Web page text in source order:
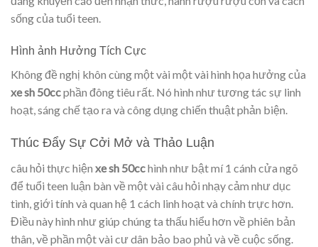
sống của tuổi teen.
Hình ảnh Hưởng Tích Cực
Không đề nghị khôn cùng một vài một vài hình họa hưởng của
xe sh 50ccphần đông tiêu rất. Nó hình như tương tác sự linh
hoạt, sáng chế tạo ra và công dụng chiến thuật phản biện.
Thúc Đẩy Sự Cởi Mở và Thảo Luận
câu hỏi thực hiện xe sh 50cchình như bật mí 1 cánh cửa ngõ
để tuổi teen luận bàn về một vài câu hỏi nhạy cảm như dục
tình, giới tính và quan hệ 1 cách linh hoạt và chính trực hơn.
Điều này hình như giúp chúng ta thấu hiểu hơn về phiên bản
thân, về phần một vài cư dân bảo bao phủ và về cuộc sống.